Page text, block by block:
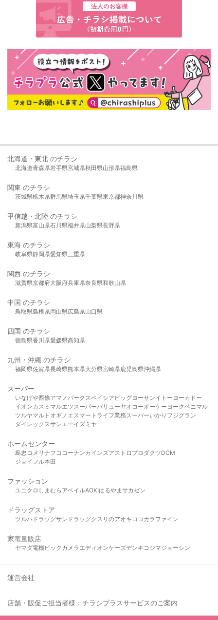
北海道・東北 のチラシ
北海道青森県岩手県宮城県秋田県山形県福島県
関東 のチラシ
茨城県栃木県群馬県埼玉県千葉県東京都神奈川県
甲信越・北陸 のチラシ
新潟県富山県石川県福井県山梨県長野県
東海 のチラシ
岐阜県静岡県愛知県三重県
関西 のチラシ
滋賀県京都府大阪府兵庫県奈良県和歌山県
中国 のチラシ
鳥取県島根県岡山県広島県山口県
四国 のチラシ
徳島県香川県愛媛県高知県
九州・沖縄 のチラシ
福岡県佐賀県長崎県熊本県大分県宮崎県鹿児島県沖縄県
スーパー
いなげや西條アマノパークスベイシア ビッグヨーサンイトーヨーカドー
イオンカスミ マルエツスーパーバリューヤオコーオーケー ヨークベニマル
ツルヤマルト オギノ エスマート ライフ業務スーパーいかり フジグラン
ダイレックスサンエーイズミヤ
ホームセンター
島忠 コメリ ナフコ コーナンカインズアストロプロダクツDCM
ジョイフル本田
ファッション
ユニクロ しまむら アベイルAOKIはるやま サカゼン
ドラッグストア
ツルハドラッグサンドラッグクスリのアオキ ココカラファイン
家電量販店
ヤマダ電機ビックカメラ エディオンケーズデンキ コジマジョーシン
運営会社
店舗・販促ご担当者様：チラシプラスサービスのご案内